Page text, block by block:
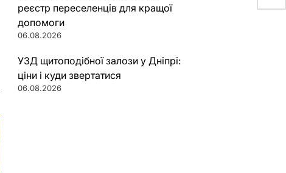
реєстр переселенців для кращої
допомоги
06.08.2026
УЗД щитоподібної залози у Дніпрі:
ціни і куди звертатися
06.08.2026